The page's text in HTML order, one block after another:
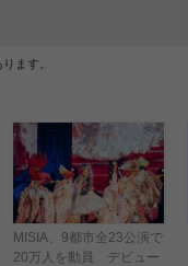
ます。
MISIA、9都市全23公演で
20万人を動員 デビュー